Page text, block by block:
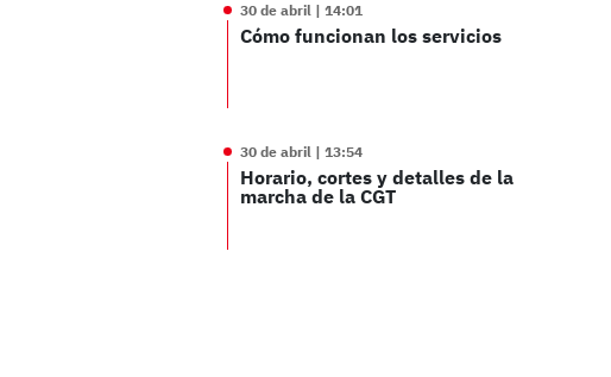
30 de abril | 14:01
Cómo funcionan los servicios
30 de abril | 13:54
Horario, cortes y detalles de la
marcha de la CGT